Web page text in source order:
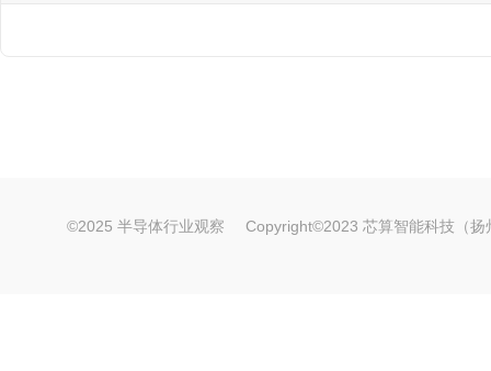
©2025 半导体行业观察 Copyright©2023 芯算智能科技（